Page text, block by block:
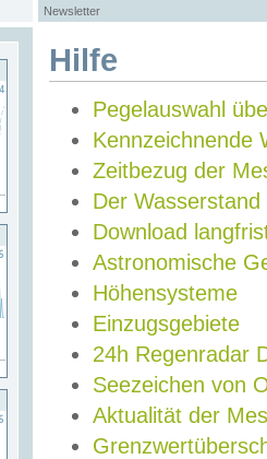
Newsletter
Hilfe
Pegelauswahl
Kennzeichnende
Zeitbezug der
Der Wasserstand
Download
Astronomische
Höhensysteme
Einzugsgebiete
24h Regenradar
Seezeichen von
Aktualität der